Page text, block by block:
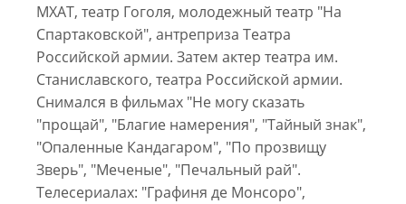
МХАТ, театр Гоголя, молодежный театр "На
Спартаковской", антреприза Театра
Российской армии. Затем актер театра им.
Станиславского, театра Российской армии.
Снимался в фильмах "Не могу сказать
"прощай", "Благие намерения", "Тайный знак",
"Опаленные Кандагаром", "По прозвищу
Зверь", "Меченые", "Печальный рай".
Телесериалах: "Графиня де Монсоро",